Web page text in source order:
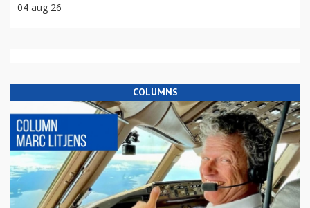
04 aug 26
COLUMNS